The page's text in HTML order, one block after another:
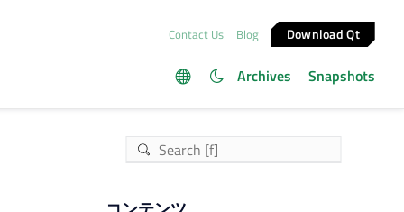
Contact Us Blog Download Qt
Archives Snapshots